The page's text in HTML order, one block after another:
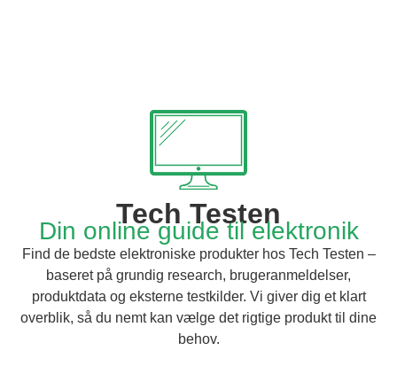
Tech Testen
Din online guide til elektronik
Find de bedste elektroniske produkter hos Tech Testen –
baseret på grundig research, brugeranmeldelser,
produktdata og eksterne testkilder. Vi giver dig et klart
overblik, så du nemt kan vælge det rigtige produkt til dine
behov.